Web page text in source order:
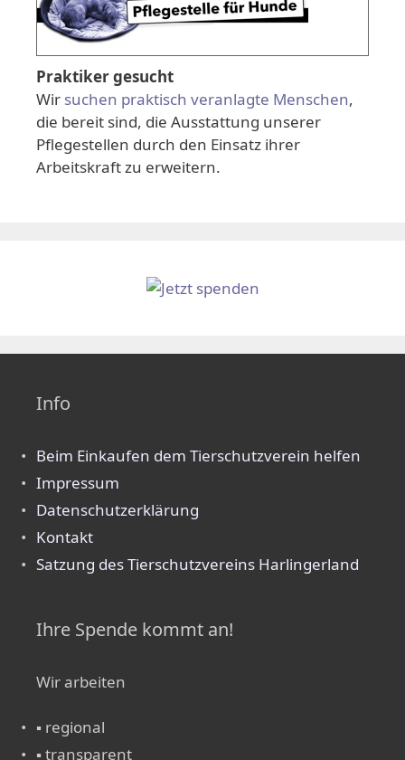
Praktiker gesucht
Wir suchen praktisch veranlagte Menschen,
die bereit sind, die Ausstattung unserer
Pflegestellen durch den Einsatz ihrer
Arbeitskraft zu erweitern.
Info
Beim Einkaufen dem Tierschutzverein helfen
Impressum
Datenschutzerklärung
Kontakt
Satzung des Tierschutzvereins Harlingerland
Ihre Spende kommt an!
Wir arbeiten
▪ regional
▪ transparent